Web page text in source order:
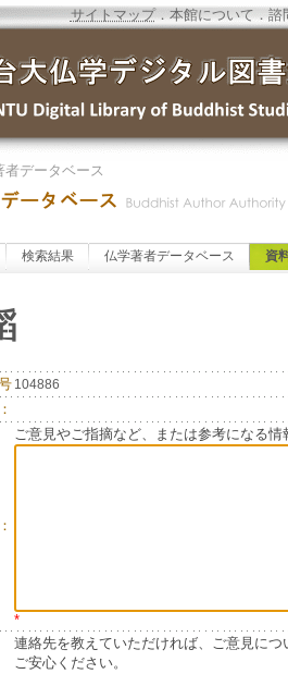
サイトマップ．本館について．諮
者データベース
検索結果 仏学著者データベース 資
104886
ご意見やご指摘など、または参考になる
*
連絡先を教えていただければ、ご意見に
ご安心ください。